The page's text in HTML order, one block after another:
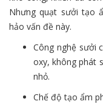
Nhưng quạt sưởi tạo
hảo vấn đề này.
Công nghệ sưởi
oxy, không phát
nhỏ.
Chế độ tạo ẩm